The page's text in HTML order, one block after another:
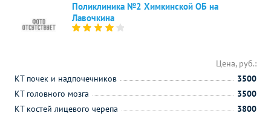
Поликлиника №2 Химкинской ОБ на
Лавочкина
Цена, руб.:
КТ почек и надпочечников
3500
КТ головного мозга
3500
КТ костей лицевого черепа
3800